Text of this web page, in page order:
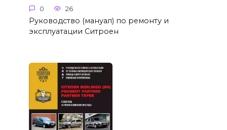
0 26
Руководство (мануал) по ремонту и
эксплуатации Ситроен